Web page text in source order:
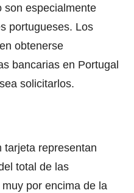
son especialmente
portugueses. Los
obtenerse
bancarias en Portugal
solicitarlos.
tarjeta representan
total de las
por encima de la